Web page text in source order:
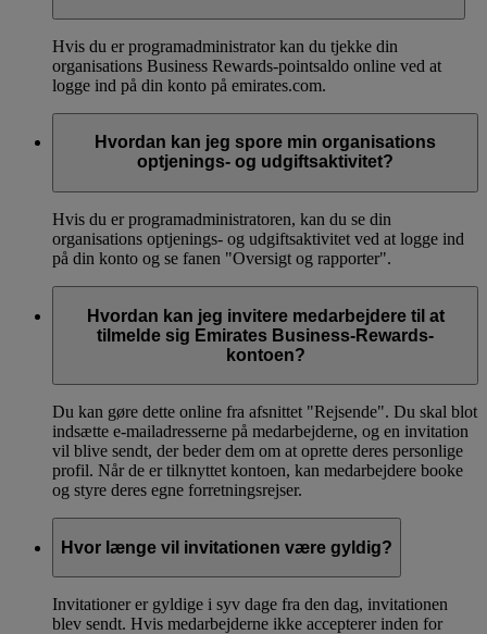
Hvis du er programadministrator kan du tjekke din
organisations Business Rewards-pointsaldo online ved at
logge ind på din konto på emirates.com.
Hvordan kan jeg spore min organisations
optjenings- og udgiftsaktivitet?
Hvis du er programadministratoren, kan du se din
organisations optjenings- og udgiftsaktivitet ved at logge ind
på din konto og se fanen "Oversigt og rapporter".
Hvordan kan jeg invitere medarbejdere til at
tilmelde sig Emirates Business-Rewards-
kontoen?
Du kan gøre dette online fra afsnittet "Rejsende". Du skal blot
indsætte e-mailadresserne på medarbejderne, og en invitation
vil blive sendt, der beder dem om at oprette deres personlige
profil. Når de er tilknyttet kontoen, kan medarbejdere booke
og styre deres egne forretningsrejser.
Hvor længe vil invitationen være gyldig?
Invitationer er gyldige i syv dage fra den dag, invitationen
blev sendt. Hvis medarbejderne ikke accepterer inden for